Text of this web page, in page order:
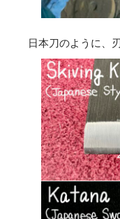
日本刀のように、